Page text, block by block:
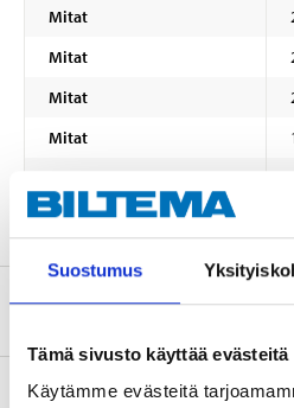
Suostumus
Tämä sivusto käyttää evästeitä
Käytämme evästeitä
Mitat
Mitat
Mitat
Mitat
Tietoa valmistajasta